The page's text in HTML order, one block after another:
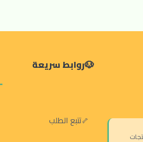
روابط سريعة
تتبع الطلب